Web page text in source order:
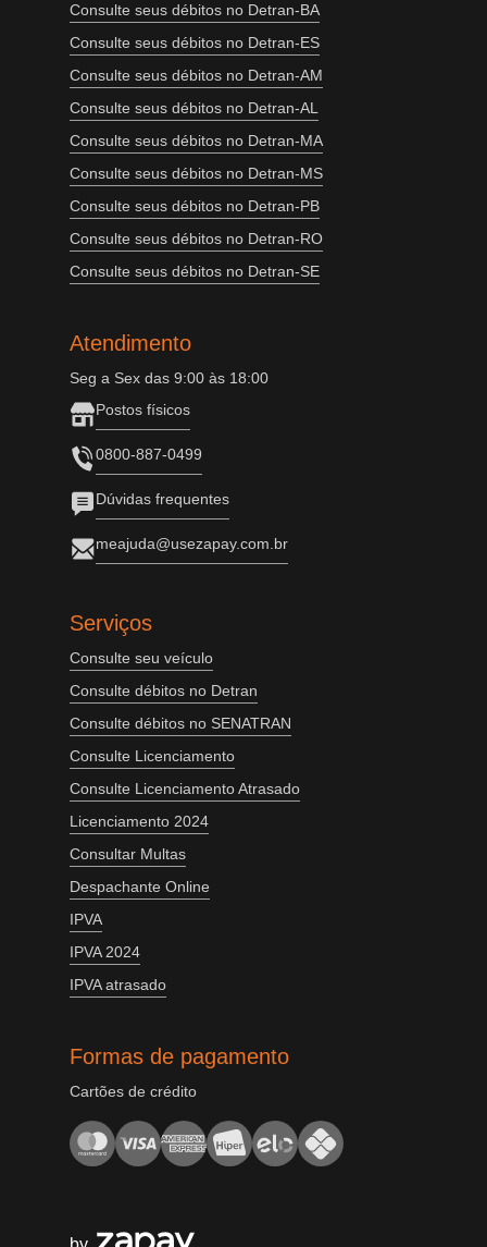
Consulte seus débitos no Detran-BA
Consulte seus débitos no Detran-ES
Consulte seus débitos no Detran-AM
Consulte seus débitos no Detran-AL
Consulte seus débitos no Detran-MA
Consulte seus débitos no Detran-MS
Consulte seus débitos no Detran-PB
Consulte seus débitos no Detran-RO
Consulte seus débitos no Detran-SE
Atendimento
Seg a Sex das 9:00 às 18:00
Postos físicos
0800-887-0499
Dúvidas frequentes
meajuda@usezapay.com.br
Serviços
Consulte seu veículo
Consulte débitos no Detran
Consulte débitos no SENATRAN
Consulte Licenciamento
Consulte Licenciamento Atrasado
Licenciamento 2024
Consultar Multas
Despachante Online
IPVA
IPVA 2024
IPVA atrasado
Formas de pagamento
Cartões de crédito